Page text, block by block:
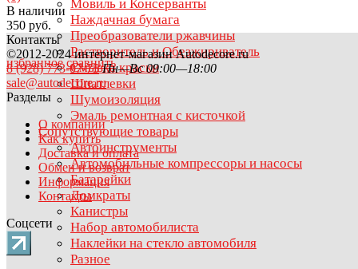
Мовиль и Консерванты
Наждачная бумага
Преобразователи ржавчины
Растворитель и Обезжириватель
Смывка краски
Шпатлевки
Шумоизоляция
Эмаль ремонтная с кисточкой
Сопутствующие товары
Автоинструменты
Автомобильные компрессоры и насосы
Батарейки
Домкраты
Канистры
Набор автомобилиста
Наклейки на стекло автомобиля
Разное
избранное сравнить
В наличии
350 руб.
Контакты
©2012-2024 интернет-магазин Autodecore.ru
8 (928) 773-07-75 Пн—Вс 09:00—18:00
sale@autodecore.ru
Разделы
О компании
Как купить
Доставка и оплата
Обмен и возврат
Информация
Контакты
Соцсети